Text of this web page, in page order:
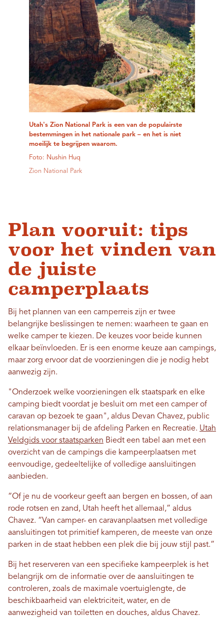
Utah's Zion National Park is een van de populairste
bestemmingen in het nationale park – en het is niet
moeilijk te begrijpen waarom.
Foto: Nushin Huq
Zion National Park
Plan vooruit: tips
voor het vinden van
de juiste
camperplaats
Bij het plannen van een camperreis zijn er twee
belangrijke beslissingen te nemen: waarheen te gaan en
welke camper te kiezen. De keuzes voor beide kunnen
elkaar beïnvloeden. Er is een enorme keuze aan campings,
maar zorg ervoor dat de voorzieningen die je nodig hebt
aanwezig zijn.
"Onderzoek welke voorzieningen elk staatspark en elke
camping biedt voordat je besluit om met een camper of
caravan op bezoek te gaan", aldus Devan Chavez, public
relationsmanager bij de afdeling Parken en Recreatie. Utah
Veldgids voor staatsparken Biedt een tabel aan met een
overzicht van de campings die kampeerplaatsen met
eenvoudige, gedeeltelijke of volledige aansluitingen
aanbieden.
“Of je nu de voorkeur geeft aan bergen en bossen, of aan
rode rotsen en zand, Utah heeft het allemaal,” aldus
Chavez. “Van camper- en caravanplaatsen met volledige
aansluitingen tot primitief kamperen, de meeste van onze
parken in de staat hebben een plek die bij jouw stijl past.”
Bij het reserveren van een specifieke kampeerplek is het
belangrijk om de informatie over de aansluitingen te
controleren, zoals de maximale voertuiglengte, de
beschikbaarheid van elektriciteit, water, en de
aanwezigheid van toiletten en douches, aldus Chavez.